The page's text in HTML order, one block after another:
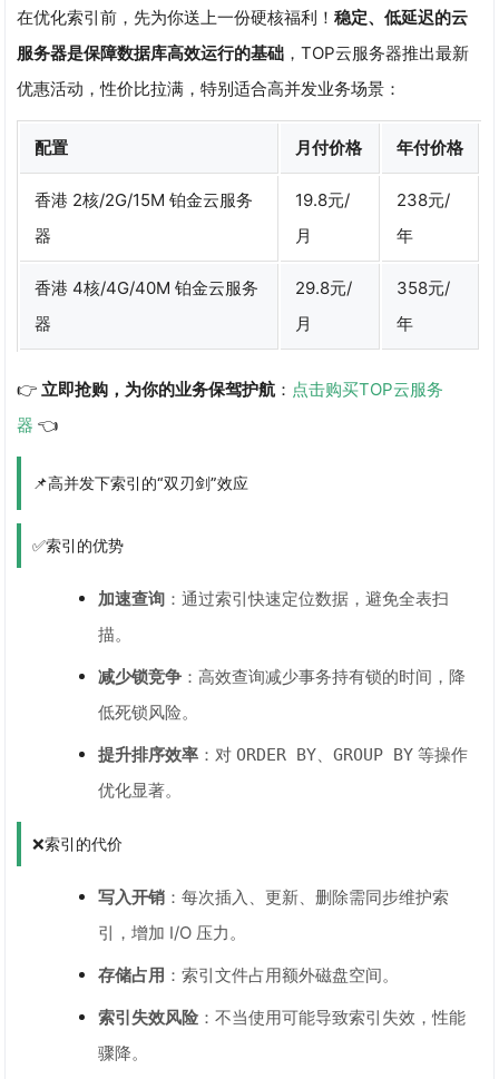
在优化索引前，先为你送上一份硬核福利！稳定、低延迟的云
服务器是保障数据库高效运行的基础 ，TOP云服务器推出最新
优惠活动，性价比拉满，特别适合高并发业务场景：
配置 月付价格 年付价格
香港 2核/2G/15M 铂金云服务
器
19.8元/
月
238元/
年
香港 4核/4G/40M 铂金云服务
器
29.8元/
月
358元/
年
👉立即抢购，为你的业务保驾护航 ： 点击购买TOP云服务
器 👈
📌高并发下索引的“双刃剑”效应
✅索引的优势
加速查询：通过索引快速定位数据，避免全表扫
描。
减少锁竞争：高效查询减少事务持有锁的时间，降
低死锁风险。
提升排序效率：对 ORDER BY、 GROUP BY等操作
优化显著。
❌索引的代价
写入开销：每次插入、更新、删除需同步维护索
引，增加 I/O 压力。
存储占用 ：索引文件占用额外磁盘空间。
索引失效风险：不当使用可能导致索引失效，性能
骤降。